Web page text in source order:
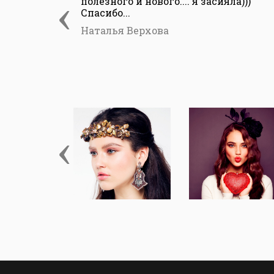
‹
Спасибо...
Наталья Верхова
‹